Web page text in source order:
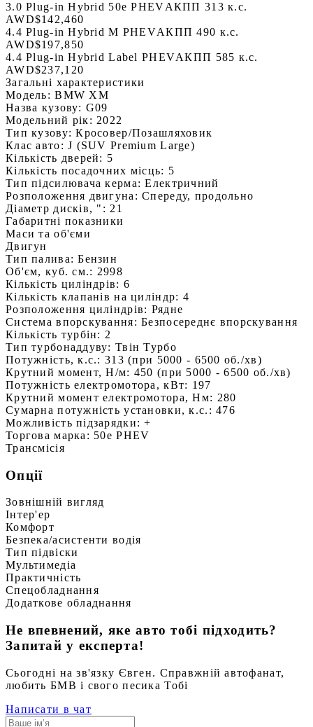
3.0 Plug-in Hybrid 50e PHEVАКПП 313 к.с.
AWD$142,460
4.4 Plug-in Hybrid M PHEVАКПП 490 к.с.
AWD$197,850
4.4 Plug-in Hybrid Label PHEVАКПП 585 к.с.
AWD$237,120
Загальні характеристики
Модель:BMW XM
Назва кузову: G09
Модельний рік: 2022
Тип кузову:Кросовер/Позашляховик
Клас авто:J (SUV Premium Large)
Кількість дверей: 5
Кількість посадочних місць: 5
Тип підсилювача керма:Електричний
Розположення двигуна:Спереду, продольно
Діаметр дисків, ": 21
Габаритні показники
Маси та об'єми
Двигун
Тип палива:Бензин
Об'єм, куб. см.: 2998
Кількість циліндрів: 6
Кількість клапанів на циліндр: 4
Розположення циліндрів: Рядне
Система впорскування:Безпосереднє впорскування
Кількість турбін: 2
Тип турбонаддуву:Твін Турбо
Потужність, к.с.:313 (при 5000 - 6500 об./хв)
Крутний момент, Н/м: 450 (при 5000 - 6500 об./хв)
Потужність електромотора, кВт: 197
Крутний момент електромотора, Нм: 280
Сумарна потужність установки, к.с.:476
Можливість підзарядки:+
Торгова марка: 50e PHEV
Трансмісія
Опції
Зовнішній вигляд
Інтер'ер
Комфорт
Безпека/асистенти водія
Тип підвіски
Мультимедіа
Практичність
Спецобладнання
Додаткове обладнання
Не впевнений, яке авто тобі підходить?
Запитай у експерта!
Сьогодні на зв'язку Євген. Справжній автофанат,
любить БМВ і свого песика Тобі
Написати в чат